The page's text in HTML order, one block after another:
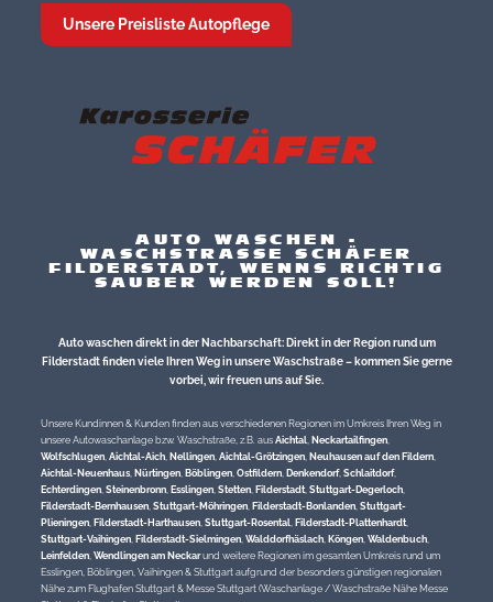
Unsere Preisliste Autopflege
AUTO WASCHEN -
WASCHSTRASSE SCHÄFER
FILDERSTADT, WENNS RICHTIG
SAUBER WERDEN SOLL!
Auto waschen direkt in der Nachbarschaft: Direkt in der Region rund um
Filderstadt finden viele Ihren Weg in unsere Waschstraße – kommen Sie gerne
vorbei, wir freuen uns auf Sie.
Unsere Kundinnen & Kunden finden aus verschiedenen Regionen im Umkreis Ihren Weg in
unsere Autowaschanlage bzw. Waschstraße, z.B. ausAichtal Neckartailfingen
Wolfschlugen ,Aichtal-Aich Nellingen ,Aichtal-Grötzingen Neuhausen auf den Fildern
Aichtal-Neuenhaus Nürtingen Böblingen ,Ostfildern Denkendorf,Schlaitdorf,
Echterdingen ,Steinenbronn Esslingen ,Stetten Filderstadt ,Stuttgart-Degerloch
Filderstadt-Bernhausen ,Stuttgart-Möhringen Filderstadt-Bonlanden ,Stuttgart-
Plieningen Filderstadt-Harthausen ,Stuttgart-Rosental Filderstadt-Plattenhardt
Stuttgart-Vaihingen Filderstadt-Sielmingen ,Walddorfhäslach Köngen ,Waldenbuch
Leinfelden ,Wendlingen am Neckarund weitere Regionen im gesamten Umkreis rund um
Esslingen, Böblingen, Vaihingen & Stuttgart aufgrund der besonders günstigen regionalen
Nähe zum Flughafen Stuttgart & Messe Stuttgart (Waschanlage / Waschstraße Nähe Messe